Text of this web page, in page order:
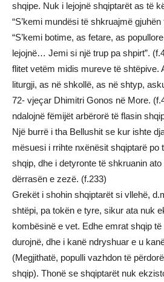
shqipe. Nuk i lejojnë shqiptarët as të
“S’kemi mundësi të shkruajmë gjuhën
“S’kemi botime, as fetare, as
lejojnë… Jemi si një trup pa shpirt”.
flitet vetëm midis mureve të shtëpive.
liturgji, as në shkollë, as në shtyp,
72- vjeçar Dhimitri Gonos në More.
ndalojnë fëmijët arbërorë të flasin
Një burrë i tha Bellushit se kur ishte
mësuesi i rrihte nxënësit shqiptarë po
shqip, dhe i detyronte të shkruanin
dërrasën e zezë. (f.233)
Grekët i shohin shqiptarët si vllehë,
shtëpi, pa tokën e tyre, sikur ata nuk
kombësinë e vet. Edhe emrat shqip
durojnë, dhe i kanë ndryshuar e u
(Megjithatë, populli vazhdon të
shqip). Thonë se shqiptarët nuk